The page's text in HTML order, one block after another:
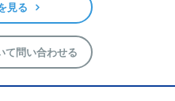
見る
て問い合わせる